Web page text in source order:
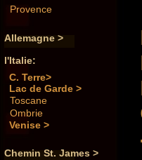
Provence
Allemagne >
l'Italie:
C. Terre>
Lac de Garde >
Toscane
Ombrie
Venise >
Chemin St. James >